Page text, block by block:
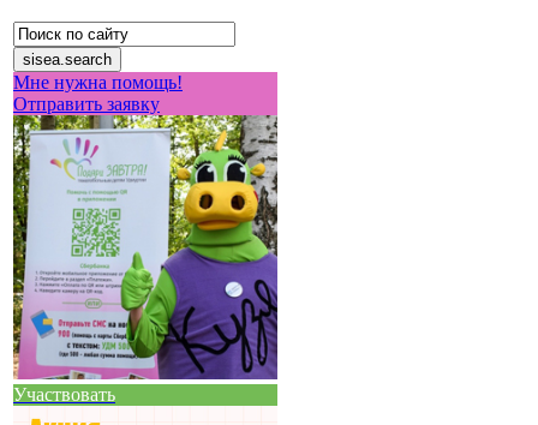
Мне нужна помощь!
Отправить заявку
Участвовать